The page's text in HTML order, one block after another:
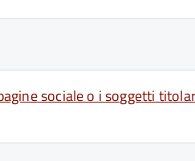
sociale o i soggetti